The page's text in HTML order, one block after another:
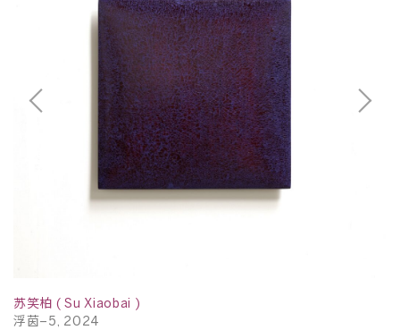
苏笑柏 ( Su Xiaobai )
浮茵–5, 2024